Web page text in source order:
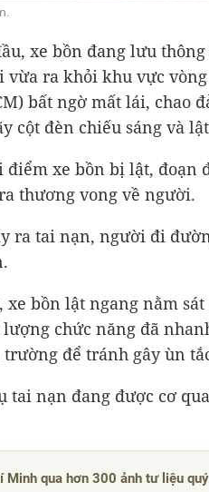
xe bồn đang lưu
ra khỏi khu vực
bất ngờ mất lái, chao
cột đèn chiếu sáng và
điểm xe bồn bị lật, đoạn
thương vong về người.
ra tai nạn, người đi
bồn lật ngang nằm
chức năng đã
để tránh gây ùn
tai nạn đang được cơ
Minh qua hơn 300 ảnh tư liệu quý